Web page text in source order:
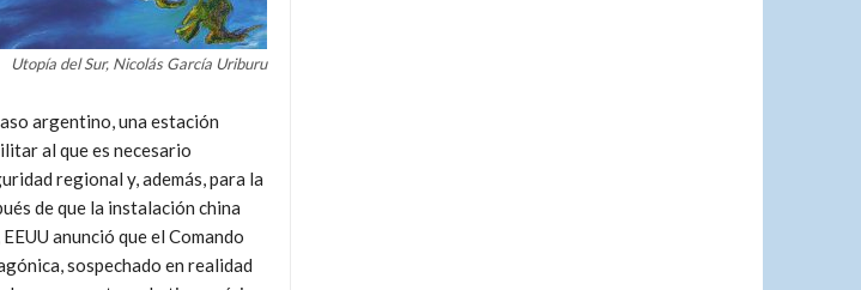
Utopía del Sur, Nicolás García Uriburu
argentino, una estación
al que es necesario
regional y, además, para la
de que la instalación china
anunció que el Comando
sospechado en realidad